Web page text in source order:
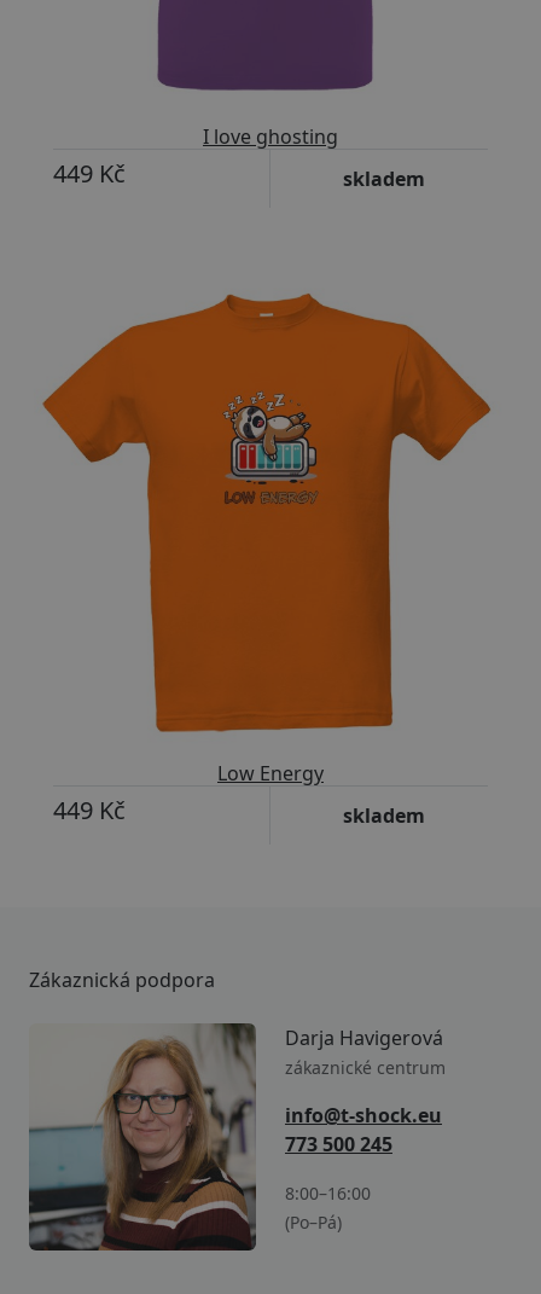
I love ghosting
449 Kč skladem
Přizpůsobitelný motiv
Low Energy
449 Kč skladem
Zákaznická podpora
Darja Havigerová
zákaznické centrum
info@t-shock.eu
773 500 245
8:00–16:00
(Po–Pá)